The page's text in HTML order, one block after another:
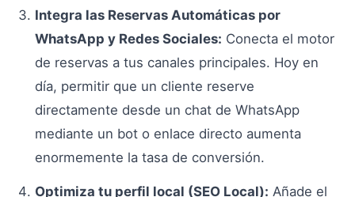
Integra las Reservas Automáticas por
WhatsApp y Redes Sociales: Conecta el motor
de reservas a tus canales principales. Hoy en
día, permitir que un cliente reserve
directamente desde un chat de WhatsApp
mediante un bot o enlace directo aumenta
enormemente la tasa de conversión.
Optimiza tu perfil local (SEO Local): Añade el